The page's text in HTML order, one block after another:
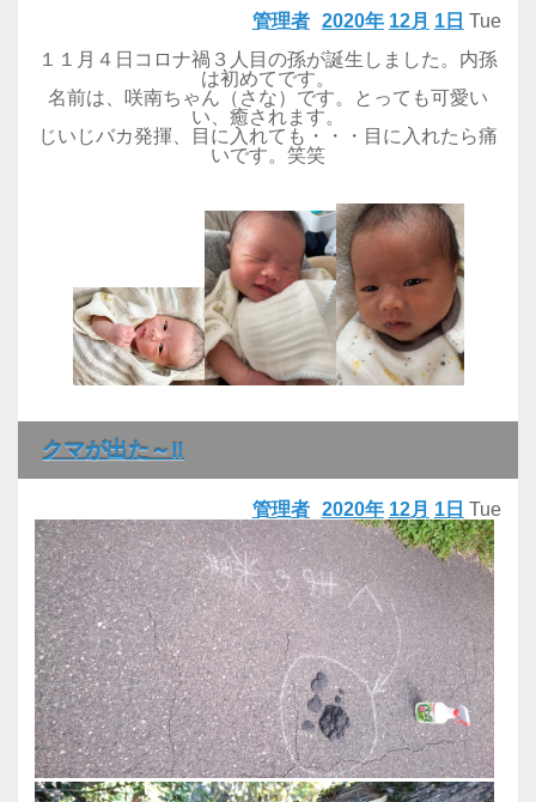
2020年 12月 1日 Tue
管理者
１１月４日コロナ禍３人目の孫が誕生しました。内孫
は初めてです。
名前は、咲南ちゃん（さな）です。とっても可愛い
い、癒されます。
じいじバカ発揮、目に入れても・・・目に入れたら痛
いです。笑笑
クマが出た～‼
2020年 12月 1日 Tue
管理者